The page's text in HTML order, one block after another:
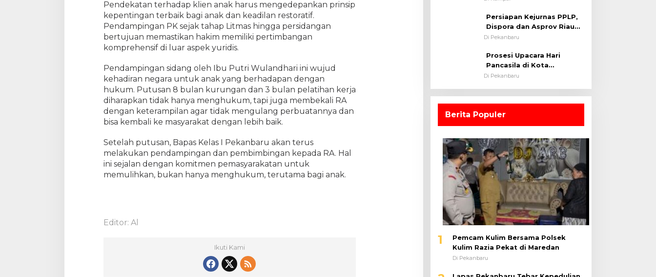
u
j
u
d
k
n
K
e
d
n
R
e
s
t
Pendekatan terhadap klien anak harus mengedepankan prinsip
kepentingan terbaik bagi anak dan keadilan restoratif.
Pendampingan PK sejak tahap Litmas hingga persidangan
bertujuan memastikan hakim memiliki pertimbangan
komprehensif di luar aspek yuridis.
Pendampingan sidang oleh Ibu Putri Wulandhari ini wujud
kehadiran negara untuk anak yang berhadapan dengan
hukum. Putusan 8 bulan kurungan dan 3 bulan pelatihan kerja
diharapkan tidak hanya menghukum, tapi juga membekali RA
dengan keterampilan agar tidak mengulang perbuatannya dan
bisa kembali ke masyarakat dengan lebih baik.
Setelah putusan, Bapas Kelas I Pekanbaru akan terus
melakukan pendampingan dan pembimbingan kepada RA. Hal
ini sejalan dengan komitmen pemasyarakatan untuk
memulihkan, bukan hanya menghukum, terutama bagi anak.
Editor: Al
Ikuti Kami
Persiapan Kejurnas PPLP,
Dispora dan Asprov Riau
Tinjau Kelayakan Rumput
Di Pekanbaru
Prosesi Upacara Hari
Pancasila di Kota
Pekanbaru Tetap Khidmat
Di Pekanbaru
Berita Populer
1
Pemcam Kulim Bersama Polsek
Kulim Razia Pekat di Maredan
Di Pekanbaru